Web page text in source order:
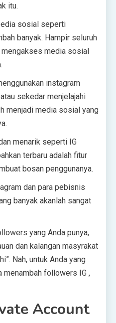
itu.
sosial seperti
banyak. Hampir seluruh
media sosial
instagram
sekedar menjelajahi
menjadi media sosial yang
menarik seperti IG
terbaru adalah fitur
bosan penggunanya.
dan para pebisnis
banyak akanlah sangat
yang Anda punya,
dan kalangan masyrakat
Nah, untuk Anda yang
menambah followers IG ,
Account